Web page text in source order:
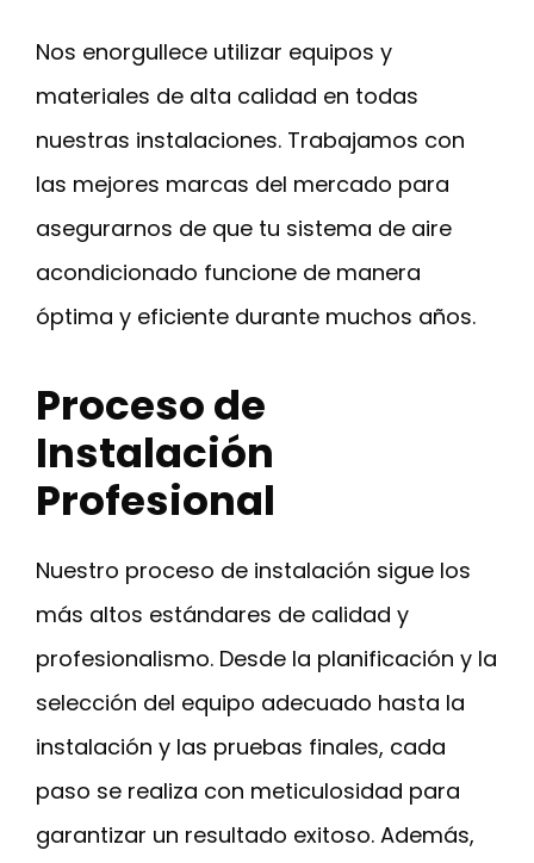
Nos enorgullece utilizar equipos y
materiales de alta calidad en todas
nuestras instalaciones. Trabajamos con
las mejores marcas del mercado para
asegurarnos de que tu sistema de aire
acondicionado funcione de manera
óptima y eficiente durante muchos años.
Proceso de
Instalación
Profesional
Nuestro proceso de instalación sigue los
más altos estándares de calidad y
profesionalismo. Desde la planificación y la
selección del equipo adecuado hasta la
instalación y las pruebas finales, cada
paso se realiza con meticulosidad para
garantizar un resultado exitoso. Además,